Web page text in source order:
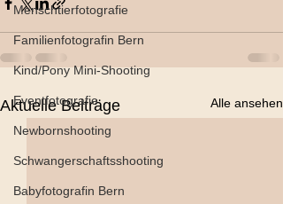
Menschtierfotografie
Familienfotografin Bern
Kind/Pony Mini-Shooting
Eventfotografie
Newbornshooting
Schwangerschaftsshooting
Babyfotografin Bern
Aktuelle Beiträge Alle ansehen